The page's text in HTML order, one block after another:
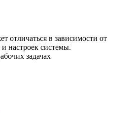
отличаться в зависимости от
настроек системы.
задачах